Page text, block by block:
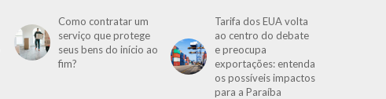
Como contratar um
serviço que protege
seus bens do início ao
fim?
Tarifa dos EUA volta
ao centro do debate
e preocupa
exportações: entenda
os possíveis impactos
para a Paraíba